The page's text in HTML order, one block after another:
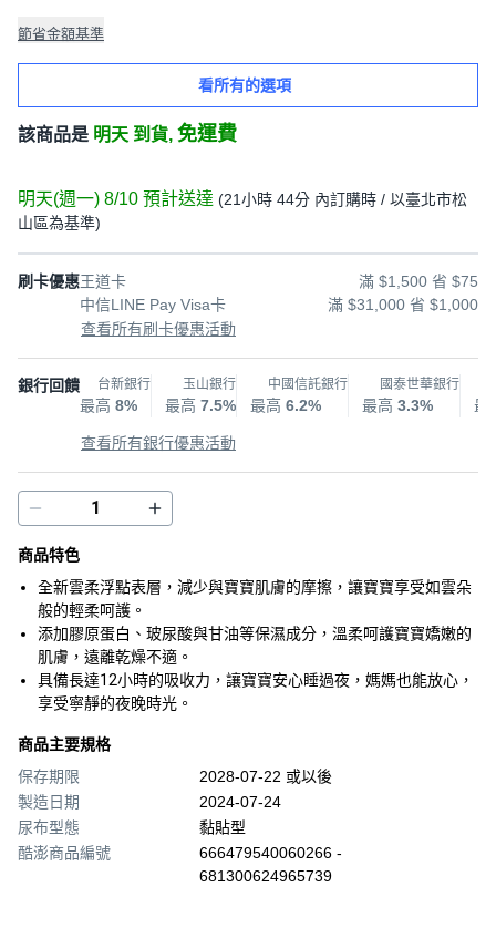
節省金額基準
看所有的選項
該商品是 明天 到貨, 免運費
明天(週一) 8/10 預計送達 (21小時 44分 內訂購時 / 以臺北市松
山區為基準)
刷卡優惠王道卡
滿 $1,500 省 $75
中信LINE Pay Visa卡
滿 $31,000 省 $1,000
查看所有刷卡優惠活動
銀行回饋 台新銀行
最高 8%
玉山銀行
最高 7.5%
中國信託銀行
最高 6.2%
國泰世華銀行
最高 3.3% 最
查看所有銀行優惠活動
商品特色
全新雲柔浮點表層，減少與寶寶肌膚的摩擦，讓寶寶享受如雲朵
般的輕柔呵護。
添加膠原蛋白、玻尿酸與甘油等保濕成分，溫柔呵護寶寶嬌嫩的
肌膚，遠離乾燥不適。
具備長達12小時的吸收力，讓寶寶安心睡過夜，媽媽也能放心，
享受寧靜的夜晚時光。
商品主要規格
保存期限
2028-07-22 或以後
製造日期
2024-07-24
尿布型態
黏貼型
酷澎商品編號
666479540060266 -
681300624965739